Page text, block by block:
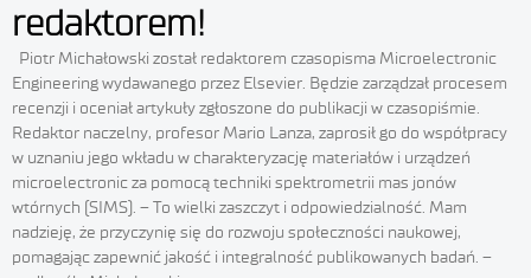
redaktorem!
Piotr Michałowski został redaktorem czasopisma Microelectronic
Engineering wydawanego przez Elsevier. Będzie zarządzał procesem
recenzji i oceniał artykuły zgłoszone do publikacji w czasopiśmie.
Redaktor naczelny, profesor Mario Lanza, zaprosił go do współpracy
w uznaniu jego wkładu w charakteryzację materiałów i urządzeń
microelectronic za pomocą techniki spektrometrii mas jonów
wtórnych (SIMS). – To wielki zaszczyt i odpowiedzialność. Mam
nadzieję, że przyczynię się do rozwoju społeczności naukowej,
pomagając zapewnić jakość i integralność publikowanych badań. –